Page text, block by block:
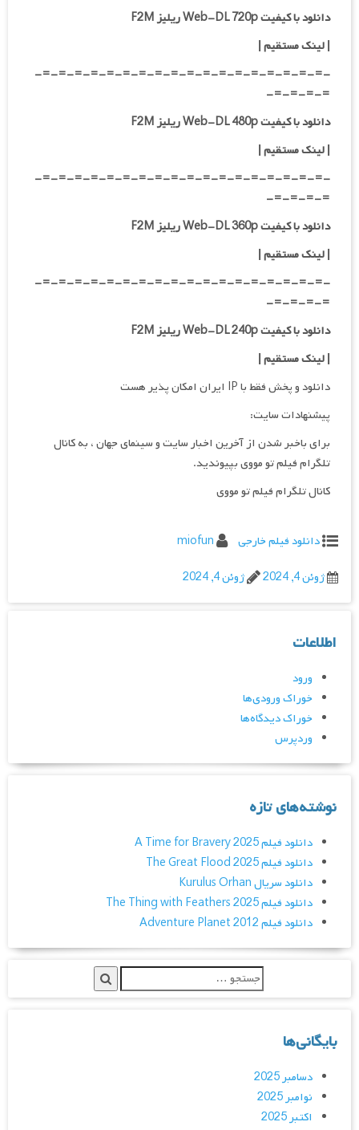
دانلود با کیفیت Web-DL 720p ریلیز F2M
|لینک مستقیم|
-=-=-=-=-=-=-=-=-=-=-=-=-=-=-=-=-=-=-
=-=-=-=-
دانلود با کیفیت Web-DL 480p ریلیز F2M
|لینک مستقیم|
-=-=-=-=-=-=-=-=-=-=-=-=-=-=-=-=-=-=-
=-=-=-=-
دانلود با کیفیت Web-DL 360p ریلیز F2M
| لینک مستقیم|
-=-=-=-=-=-=-=-=-=-=-=-=-=-=-=-=-=-=-
=-=-=-=-
دانلود با کیفیت Web-DL 240p ریلیز F2M
| لینک مستقیم|
دانلود و پخش فقط با IP ایران امکان پذیر هست
پیشنهادات سایت:
برای باخبر شدن از آخرین اخبار سایت و سینمای جهان ، به کانال
تلگرام فیلم تو مووی بپیوندید.
کانال تلگرام فیلم تو مووی
دانلود فیلم خارجی
miofun
ژوئن 4, 2024
ژوئن 4, 2024
اطلاعات
ورود
خوراک ورودی‌ها
خوراک دیدگاه‌ها
وردپرس
نوشته‌های تازه
دانلود فیلم A Time for Bravery 2025
دانلود فیلم The Great Flood 2025
دانلود سریال Kurulus Orhan
دانلود فیلم The Thing with Feathers 2025
دانلود فیلم Adventure Planet 2012
بایگانی‌ها
دسامبر 2025
نوامبر 2025
اکتبر 2025